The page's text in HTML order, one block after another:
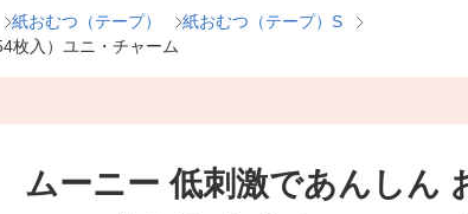
紙おむつ（テープ）
紙おむつ（テープ）S
枚入）ユニ・チャーム
ムーニー 低刺激であんしん